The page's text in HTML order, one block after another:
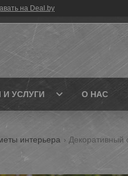
на Deal.by
УСЛУГИ О НАС
интерьера Декоративный